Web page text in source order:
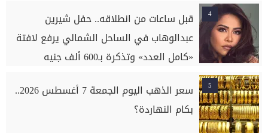
4
قبل ساعات من انطلاقه.. حفل شيرين
عبدالوهاب في الساحل الشمالي يرفع لافتة
«كامل العدد» وتذكرة بـ600 ألف جنيه
5
سعر الذهب اليوم الجمعة 7 أغسطس 2026..
بكام النهاردة؟